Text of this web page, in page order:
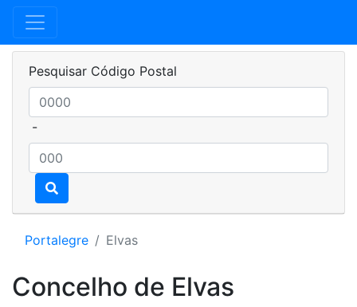
Pesquisar Código Postal
-
Portalegre Elvas
Concelho de Elvas